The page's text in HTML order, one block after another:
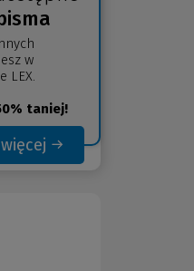
w
LEX.
taniej!